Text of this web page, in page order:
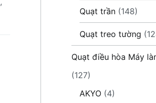
Quạt trần (148)
Quạt treo tường
Quạt điều hòa Máy
(127)
AKYO (4)